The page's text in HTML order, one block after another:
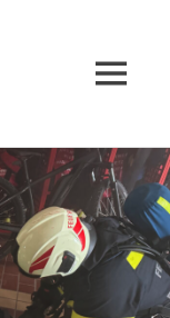
MENÜ